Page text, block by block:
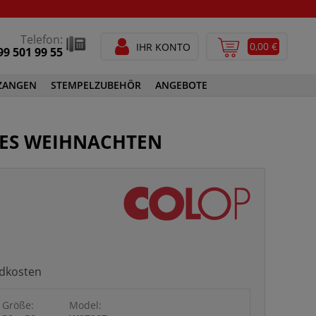
Telefon:
501 99 55
IHR KONTO 0,00 €
STEMPELZUBEHÖR
SPEZIALSTEMPELFARBEN
ANGEBOTE
WEIHNACHTEN
Größe:
Model: